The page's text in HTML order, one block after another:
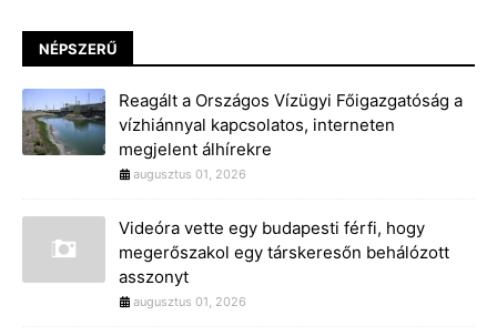
NÉPSZERŰ
Reagált a Országos Vízügyi Főigazgatóság a
vízhiánnyal kapcsolatos, interneten
megjelent álhírekre
augusztus 01, 2026
Videóra vette egy budapesti férfi, hogy
megerőszakol egy társkeresőn behálózott
asszonyt
augusztus 01, 2026